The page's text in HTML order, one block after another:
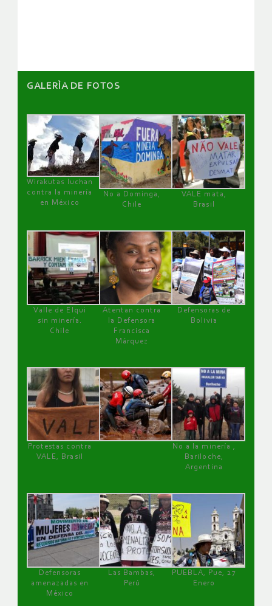
GALERÌA DE FOTOS
Wirakutas luchan
contra la minería
en México
No a Dominga,
Chile
VALE mata,
Brasil
Valle de Elqui
sin minería.
Chile
Atentan contra
la Defensora
Francisca
Márquez
Defensoras de
Bolivia
Protestas contra
VALE, Brasil
No a la minería ,
Bariloche,
Argentina
Defensoras
amenazadas en
México
Las Bambas,
Perú
PUEBLA, Pue, 27
Enero